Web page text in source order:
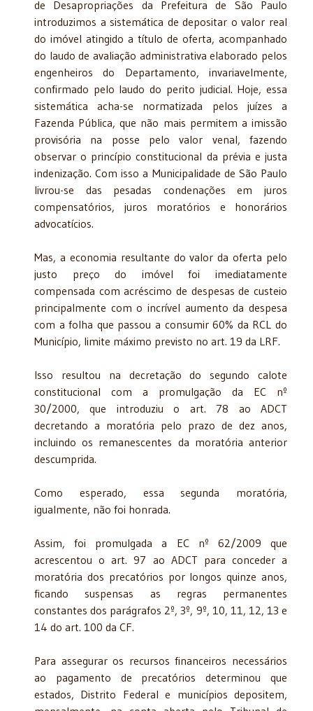
de Desapropriações da Prefeitura de São Paulo
introduzimos a sistemática de depositar o valor real
do imóvel atingido a título de oferta, acompanhado
do laudo de avaliação administrativa elaborado pelos
engenheiros do Departamento, invariavelmente,
confirmado pelo laudo do perito judicial. Hoje, essa
sistemática acha-se normatizada pelos juízes a
Fazenda Pública, que não mais permitem a imissão
provisória na posse pelo valor venal, fazendo
observar o princípio constitucional da prévia e justa
indenização. Com isso a Municipalidade de São Paulo
livrou-se das pesadas condenações em juros
compensatórios, juros moratórios e honorários
advocatícios.
Mas, a economia resultante do valor da oferta pelo
justo preço do imóvel foi imediatamente
compensada com acréscimo de despesas de custeio
principalmente com o incrível aumento da despesa
com a folha que passou a consumir 60% da RCL do
Município, limite máximo previsto no art. 19 da LRF.
Isso resultou na decretação do segundo calote
constitucional com a promulgação da EC nº
30/2000, que introduziu o art. 78 ao ADCT
decretando a moratória pelo prazo de dez anos,
incluindo os remanescentes da moratória anterior
descumprida.
Como esperado, essa segunda moratória,
igualmente, não foi honrada.
Assim, foi promulgada a EC nº 62/2009 que
acrescentou o art. 97 ao ADCT para conceder a
moratória dos precatórios por longos quinze anos,
ficando suspensas as regras permanentes
constantes dos parágrafos 2º, 3º, 9º, 10, 11, 12, 13 e
14 do art. 100 da CF.
Para assegurar os recursos financeiros necessários
ao pagamento de precatórios determinou que
estados, Distrito Federal e municípios depositem,